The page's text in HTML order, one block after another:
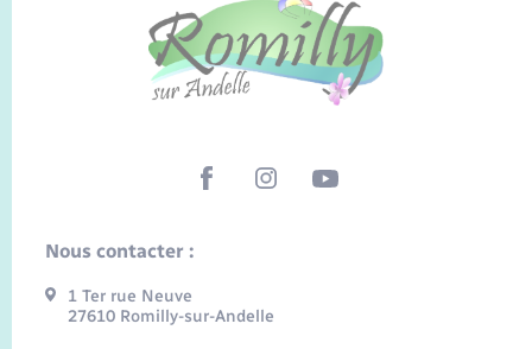
Nous contacter :
1 Ter rue Neuve
27610 Romilly-sur-Andelle